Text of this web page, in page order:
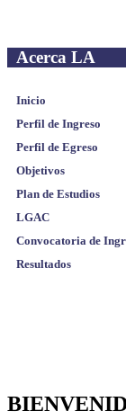
Acerca LA
Inicio
Perfil de Ingreso
Perfil de Egreso
Objetivos
Plan de Estudios
LGAC
Convocatoria de
Resultados